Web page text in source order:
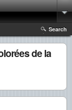
Search
de la